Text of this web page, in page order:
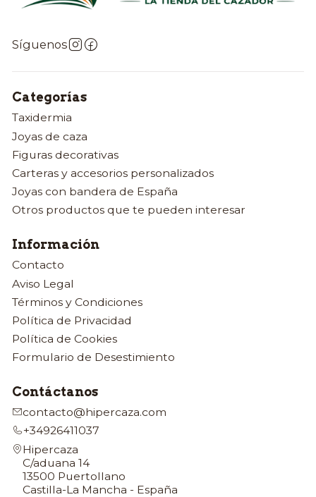
Síguenos
Categorías
Taxidermia
Joyas de caza
Figuras decorativas
Carteras y accesorios personalizados
Joyas con bandera de España
Otros productos que te pueden interesar
Información
Contacto
Aviso Legal
Términos y Condiciones
Política de Privacidad
Política de Cookies
Formulario de Desestimiento
Contáctanos
contacto@hipercaza.com
+34926411037
Hipercaza
C/aduana 14
13500 Puertollano
Castilla-La Mancha - España